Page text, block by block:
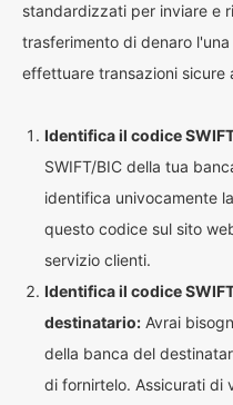
standardizzati per inviare e
trasferimento di denaro
effettuare transazioni sicure
Identifica il codice
SWIFT/BIC della tua
identifica univocamente
questo codice sul sito
servizio clienti.
Identifica il codice
destinatario: Avrai
della banca del
di fornirtelo. Assicurati di